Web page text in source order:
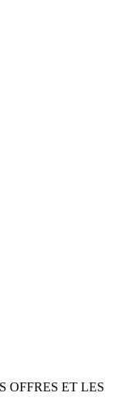
OFFRES ET LES